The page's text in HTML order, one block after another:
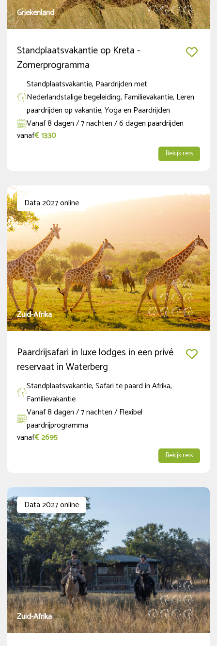
Griekenland
Standplaatsvakantie op Kreta -
Zomerprogramma
Standplaatsvakantie, Paardrijden met
Nederlandstalige begeleiding, Familievakantie, Leren
paardrijden op vakantie, Yoga en Paardrijden
Vanaf 8 dagen / 7 nachten / 6 dagen paardrijden
vanaf€ 1330
Bekijk reis
Data 2027 online
Zuid-Afrika
Paardrijsafari in luxe lodges in een privé
reservaat in Waterberg
Standplaatsvakantie, Safari te paard in Afrika,
Familievakantie
Vanaf 8 dagen / 7 nachten / Flexibel
paardrijprogramma
vanaf€ 2695
Bekijk reis
Data 2027 online
Zuid-Afrika